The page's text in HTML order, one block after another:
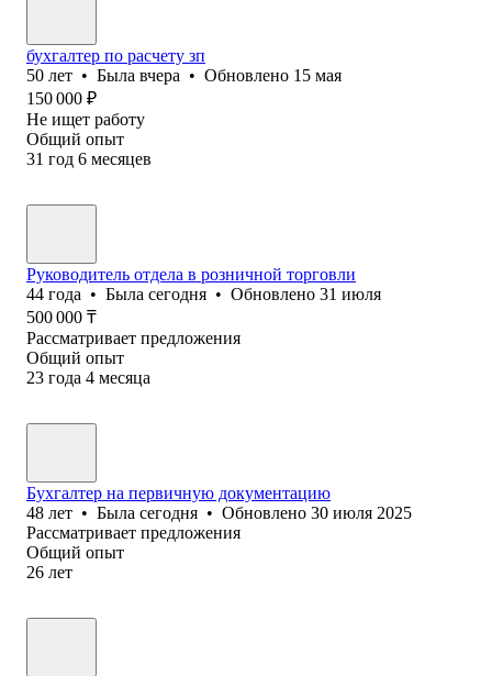
бухгалтер по расчету зп
50 лет • Была вчера • Обновлено 15 мая
150 000 ₽
Не ищет работу
Общий опыт
31 год 6 месяцев
Руководитель отдела в розничной торговли
44 года • Была сегодня • Обновлено 31 июля
500 000 ₸
Рассматривает предложения
Общий опыт
23 года 4 месяца
Бухгалтер на первичную документацию
48 лет • Была сегодня • Обновлено 30 июля 2025
Рассматривает предложения
Общий опыт
26 лет